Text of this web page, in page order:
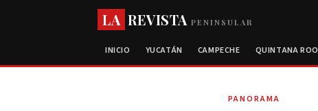
LA REVISTAPENINSULAR
INICIO YUCATÁN CAMPECHE QUINTANA ROO
PANORAMA